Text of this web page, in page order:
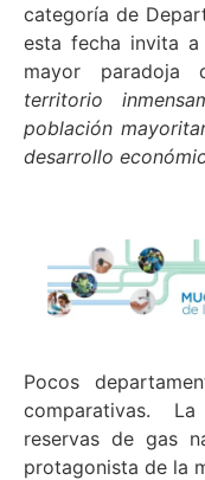
categoría de
esta fecha invita
mayor paradoja
territorio
población
desarrollo
Pocos
comparativas.
reservas de gas
protagonista de la